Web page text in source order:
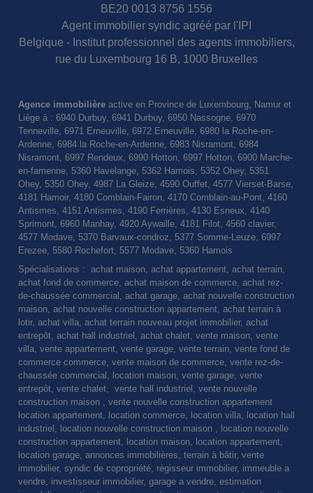
BE20 0013 8756 1556
Agent immobilier syndic agréé par l'IPI
Belgique - Institut professionnel des agents immobiliers,
rue du Luxembourg 16 B, 1000 Bruxelles
Agence immobilière active en Province de Luxembourg, Namur et
Liège à : 6940 Durbuy, 6941 Durbuy, 6950 Nassogne, 6970
Tenneville, 6971 Erneuville, 6972 Erneuville, 6980 la Roche-en-
Ardenne, 6984 la Roche-en-Ardenne, 6983 Nisramont, 6984
Nisramont, 6997 Rendeux, 6990 Hotton, 6997 Hotton, 6900 Marche-
en-famenne, 5360 Havelange, 5362 Hamois, 5352 Ohey, 5351
Ohey, 5350 Ohey, 4987 La Gleize, 4590 Ouffet, 4577 Vierset-Barse,
4181 Hamoir, 4180 Comblain-Fairon, 4170 Comblain-au-Pont, 4160
Antismes, 4151 Antismes, 4190 Ferrières, 4130 Esneux, 4140
Sprimont, 6960 Manhay, 4920 Aywaille, 4181 Filot, 4560 clavier,
4577 Modave, 5370 Barvaux-condroz, 5377 Somme-Leuze, 6997
Erezee, 5580 Rochefort, 5577 Modave, 5360 Hamois
Spécialisations : achat maison, achat appartement, achat terrain,
achat fond de commerce, achat maison de commerce, achat rez-
de-chaussée commercial, achat garage, achat nouvelle construction
maison, achat nouvelle construction appartement, achat terrain à
lotir, achat villa, achat terrain nouveau projet immobilier, achat
entrepôt, achat hall industriel, achat chalet, vente maison, vente
villa, vente appartement, vente garage, vente terrain, vente fond de
commerce commerce, vente maison de commerce, vente rez-de-
chaussée commercial, location maison, vente garage, vente
entrepôt, vente chalet, vente hall industriel, vente nouvelle
construction maison , vente nouvelle construction appartement
location appartement, location commerce, location villa, location hall
industriel, location nouvelle construction maison , location nouvelle
construction appartement, location maison, location appartement,
location garage, annonces immobilières, terrain à bâtir, vente
immobilier, syndic de copropriété, régisseur immobilier, immeuble a
vendre, investisseur immobilier, garage a vendre, estimation